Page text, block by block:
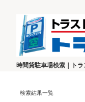
時間貸駐車場検索｜ト
検索結果一覧